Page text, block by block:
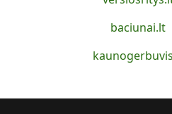
baciunai.lt